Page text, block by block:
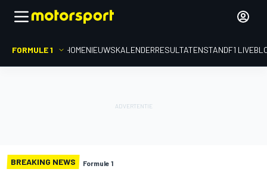
FORMULE 1 HOMENIEUWSKALENDERRESULTATENSTANDF1
BREAKING NEWS Formule 1